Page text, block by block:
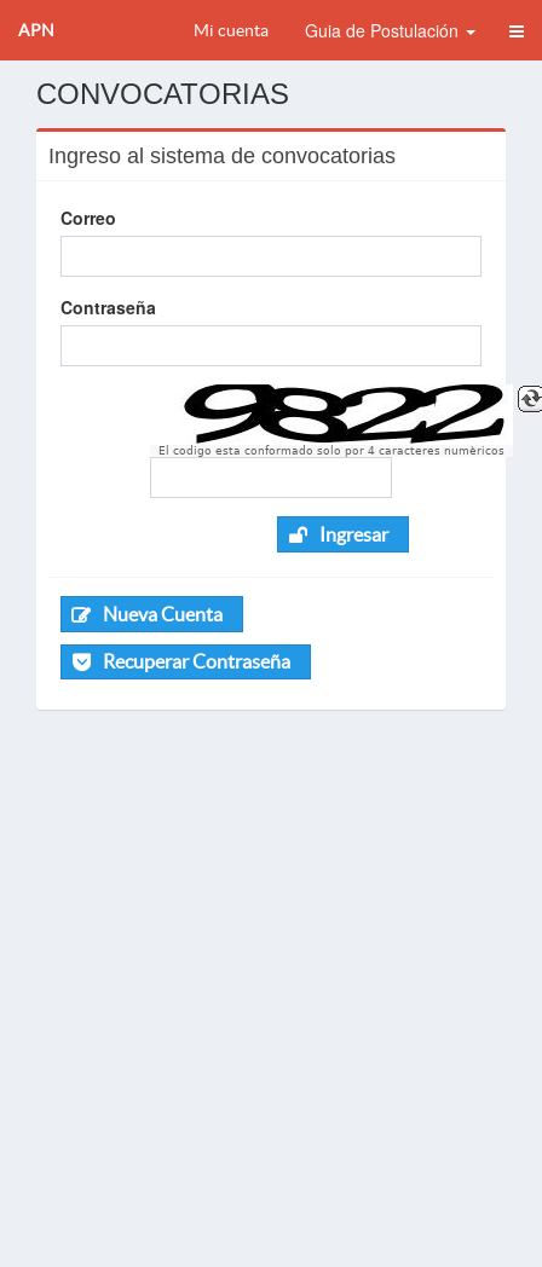
APN Mi cuenta Guia de Postulación
CONVOCATORIAS
Ingreso al sistema de convocatorias
Correo
Contraseña
El codigo esta conformado solo por 4 caracteres numèricos
Ingresar
Nueva Cuenta
Recuperar Contraseña